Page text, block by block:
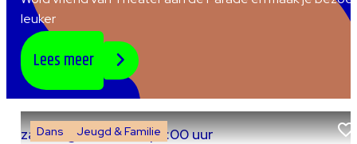
leuker
Lees meer
Dans Jeugd & Familie
za 8 augustus 2026|15:00 uur